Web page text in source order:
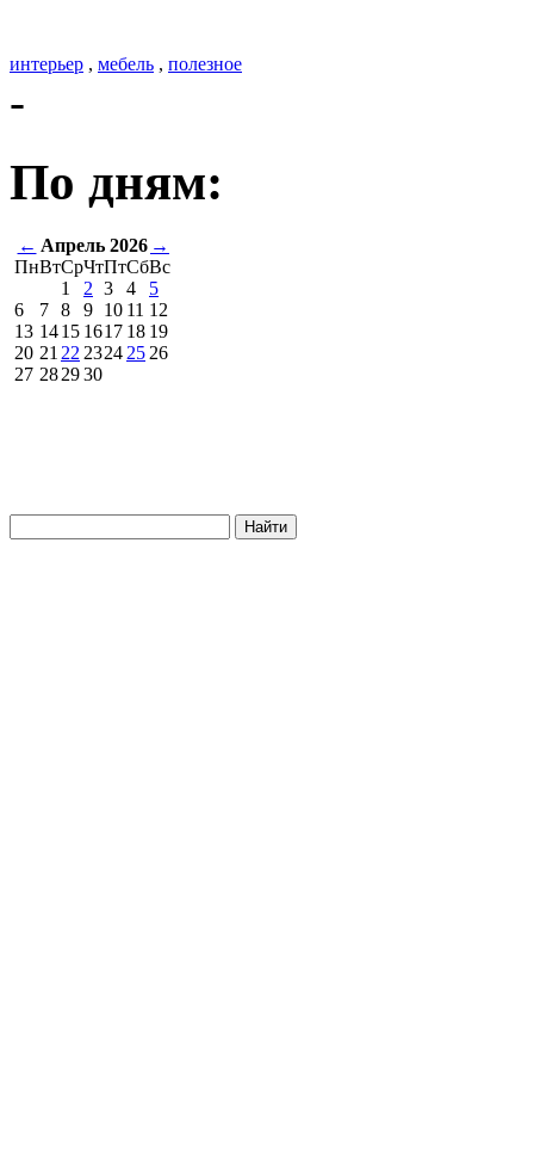
интерьер , мебель , полезное
-
По дням:
← Апрель 2026 →
ПнВтСрЧтПтСбВс
1
2 3 4
5
6
7 8 9 10 11 12
13 1415 1617 18 19
20 21 22 2324 25 26
27 282930